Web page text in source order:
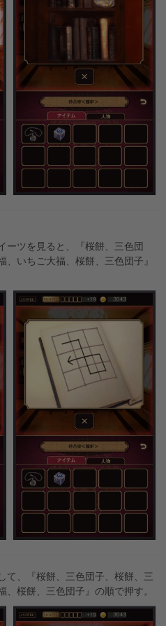
ーツを見ると、『桜餅、三色団
いちご大福、桜餅、三色団子』
て、『桜餅、三色団子、桜餅、三
桜餅、三色団子』の順で押す。